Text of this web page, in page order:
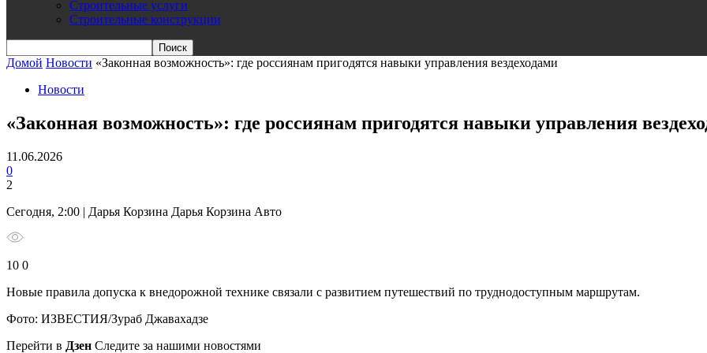
Строительные услуги
Строительные конструкции
Домой Новости «Законная возможность»: где россиянам пригодятся навыки управления вездеходами
Новости
«Законная возможность»: где россиянам пригодятся навыки управления
11.06.2026
0
2
Сегодня, 2:00 | Дарья Корзина Дарья Корзина Авто
10 0
Новые правила допуска к внедорожной технике связали с развитием путешествий по труднодоступным маршрутам.
Фото: ИЗВЕСТИЯ/Зураб Джавахадзе
Перейти в Дзен Следите за нашими новостями